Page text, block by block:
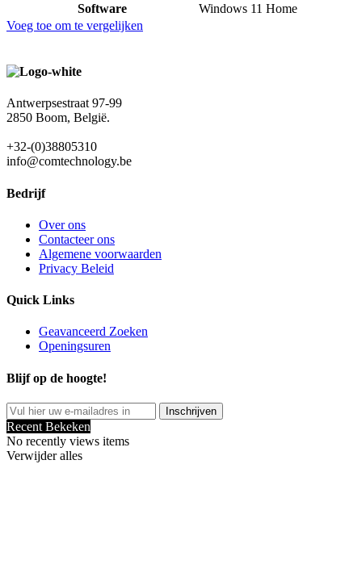
Software
Windows 11 Home
Voeg toe om te vergelijken
Antwerpsestraat 97-99
2850 Boom, België.
+32-(0)38805310
info@comtechnology.be
Bedrijf
Over ons
Contacteer ons
Algemene voorwaarden
Privacy Beleid
Quick Links
Geavanceerd Zoeken
Openingsuren
Blijf op de hoogte!
Inschrijven
Recent Bekeken
No recently views items
Verwijder alles